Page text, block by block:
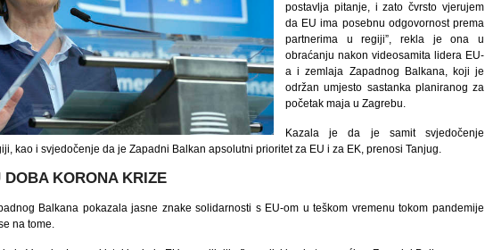
postavlja pitanje, i zato čvrsto vjerujem
da EU ima posebnu odgovornost prema
partnerima u regiji”, rekla je ona u
obraćanju nakon videosamita lidera EU-
a i zemlaja Zapadnog Balkana, koji je
održan umjesto sastanka planiranog za
početak maja u Zagrebu.
Kazala je da je samit svjedočenje
kao i svjedočenje da je Zapadni Balkan apsolutni prioritet za EU i za EK, prenosi Tanjug.
KORONA KRIZE
Balkana pokazala jasne znake solidarnosti s EU-om u teškom vremenu tokom pandemije
na tome.